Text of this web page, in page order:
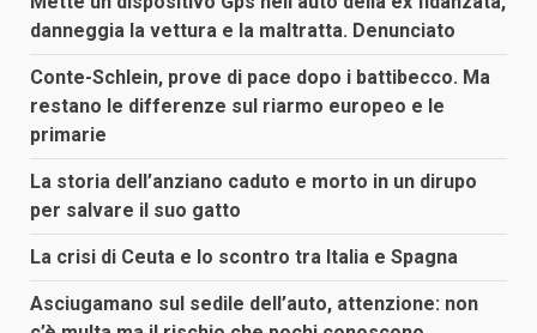
danneggia la vettura e la maltratta. Denunciato
Conte-Schlein, prove di pace dopo i battibecco. Ma
restano le differenze sul riarmo europeo e le
primarie
La storia dell’anziano caduto e morto in un dirupo
per salvare il suo gatto
La crisi di Ceuta e lo scontro tra Italia e Spagna
Asciugamano sul sedile dell’auto, attenzione: non